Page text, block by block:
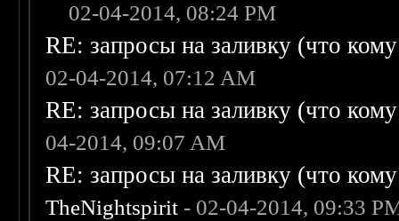
02-04-2014, 08:24 PM
RE: запросы на заливку (что
02-04-2014, 07:12 AM
RE: запросы на заливку (что
04-2014, 09:07 AM
RE: запросы на заливку (что
TheNightspirit - 02-04-2014, 09:33